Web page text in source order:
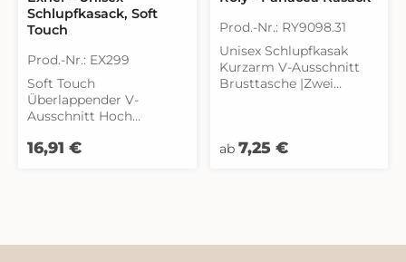
Schlupfkasack, Soft
Touch
Prod.-Nr.: EX299
Soft Touch
Überlappender V-
Ausschnitt Hoch
verdeckten Druckknopf 1
Rückenlänge bei Gr. S 71
Regulärer Preis:
16,91 €
Prod.-Nr.: RY9098.31
Unisex Schlupfkasak
Kurzarm V-Ausschnitt
Brusttasche |Zwei
Herausreißbares Label
Regulärer Preis:
ab 7,25 €